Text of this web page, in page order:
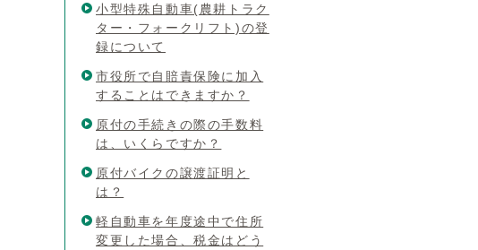
小型特殊自動車(農耕トラク
ター・フォークリフト)の登
録について
市役所で自賠責保険に加入
することはできますか？
原付の手続きの際の手数料
は、いくらですか？
原付バイクの譲渡証明と
は？
軽自動車を年度途中で住所
変更した場合、税金はどう